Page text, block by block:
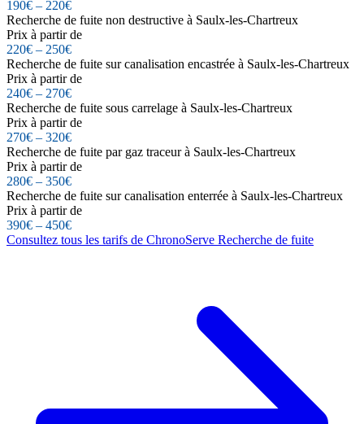
190€ – 220€
Recherche de fuite non destructive à Saulx-les-Chartreux
Prix à partir de
220€ – 250€
Recherche de fuite sur canalisation encastrée à Saulx-les-Chartreux
Prix à partir de
240€ – 270€
Recherche de fuite sous carrelage à Saulx-les-Chartreux
Prix à partir de
270€ – 320€
Recherche de fuite par gaz traceur à Saulx-les-Chartreux
Prix à partir de
280€ – 350€
Recherche de fuite sur canalisation enterrée à Saulx-les-Chartreux
Prix à partir de
390€ – 450€
Consultez tous les tarifs de ChronoServe Recherche de fuite